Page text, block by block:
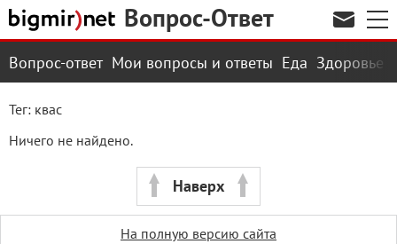
Вопрос-Ответ
Вопрос-ответ Мои вопросы и ответы Еда Здоровье
Тег: квас
Ничего не найдено.
Наверх
На полную версию сайта